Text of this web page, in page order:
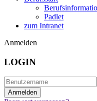
Padlet
zum Intranet
Anmelden
LOGIN